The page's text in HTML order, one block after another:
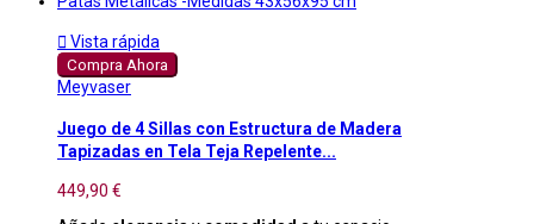
 Vista rápida
Compra Ahora
Meyvaser
Juego de 4 Sillas con Estructura de Madera
Tapizadas en Tela Teja Repelente...
449,90 €